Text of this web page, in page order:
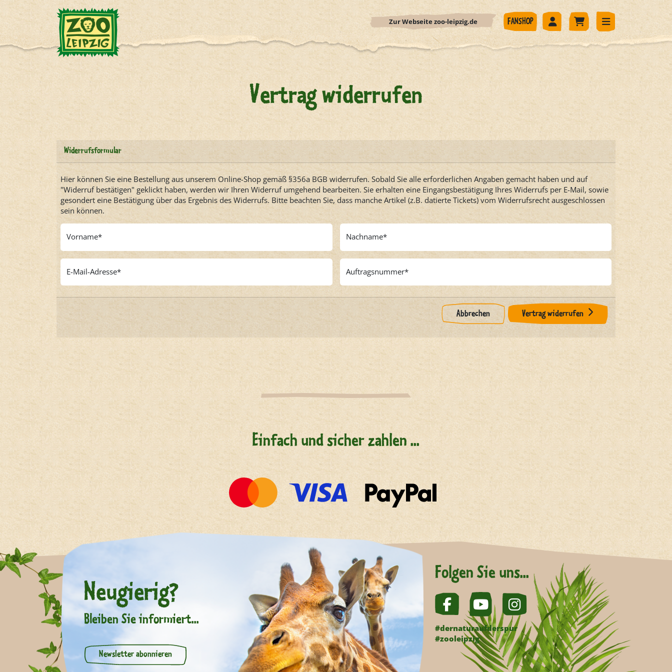
Zur Webseite zoo-leipzig.de FANSHOP
Vertrag widerrufen
Widerrufsformular
Hier können Sie eine Bestellung aus unserem Online-Shop gemäß §356a BGB widerrufen. Sobald Sie alle erforderlichen Angaben gemacht haben und auf
"Widerruf bestätigen" geklickt haben, werden wir Ihren Widerruf umgehend bearbeiten. Sie erhalten eine Eingangsbestätigung Ihres Widerrufs per E-Mail, sowie
gesondert eine Bestätigung über das Ergebnis des Widerrufs. Bitte beachten Sie, dass manche Artikel (z.B. datierte Tickets) vom Widerrufsrecht ausgeschlossen
sein können.
Vorname Nachname
E-Mail-Adresse Auftragsnummer
Abbrechen Vertrag widerrufen
Einfach und sicher zahlen ...
Neugierig?
Bleiben Sie informiert...
Newsletter abonnieren
Folgen Sie uns...
#dernaturaufderspur
#zooleipzig